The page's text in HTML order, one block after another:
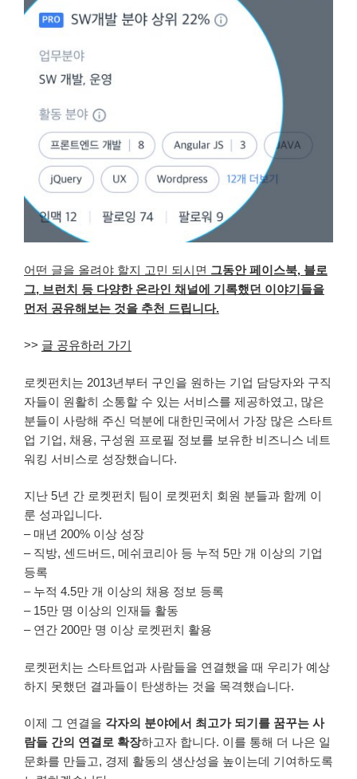
어떤 글을 올려야 할지 고민 되시면 그동안 페이스북, 블로
그, 브런치 등 다양한 온라인 채널에 기록했던 이야기들을
먼저 공유해보는 것을 추천 드립니다.
>> 글 공유하러 가기
로켓펀치는 2013년부터 구인을 원하는 기업 담당자와 구직
자들이 원활히 소통할 수 있는 서비스를 제공하였고, 많은
분들이 사랑해 주신 덕분에 대한민국에서 가장 많은 스타트
업 기업, 채용, 구성원 프로필 정보를 보유한 비즈니스 네트
워킹 서비스로 성장했습니다.
지난 5년 간 로켓펀치 팀이 로켓펀치 회원 분들과 함께 이
룬 성과입니다.
– 매년 200% 이상 성장
– 직방, 센드버드, 메쉬코리아 등 누적 5만 개 이상의 기업
등록
– 누적 4.5만 개 이상의 채용 정보 등록
– 15만 명 이상의 인재들 활동
– 연간 200만 명 이상 로켓펀치 활용
로켓펀치는 스타트업과 사람들을 연결했을 때 우리가 예상
하지 못했던 결과들이 탄생하는 것을 목격했습니다.
이제 그 연결을 각자의 분야에서 최고가 되기를 꿈꾸는 사
람들 간의 연결로 확장하고자 합니다. 이를 통해 더 나은 일
문화를 만들고, 경제 활동의 생산성을 높이는데 기여하도록